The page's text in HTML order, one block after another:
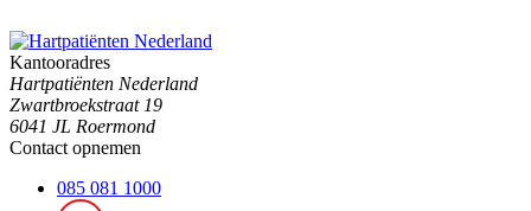
Kantooradres
Hartpatiënten Nederland
Zwartbroekstraat 19
6041 JL Roermond
Contact opnemen
085 081 1000